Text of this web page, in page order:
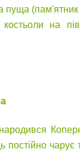
пуща
костьоли на
постійно